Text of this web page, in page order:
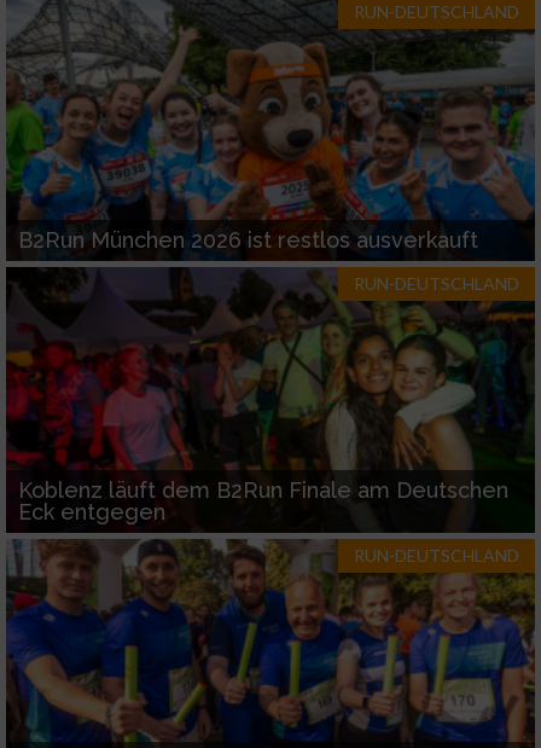
RUN-DEUTSCHLAND
B2Run München 2026 ist restlos ausverkauft
RUN-DEUTSCHLAND
Koblenz läuft dem B2Run Finale am Deutschen
Eck entgegen
RUN-DEUTSCHLAND